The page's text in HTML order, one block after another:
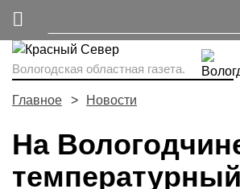
Вологодская областная газета.
Главное Новости
На
температурный